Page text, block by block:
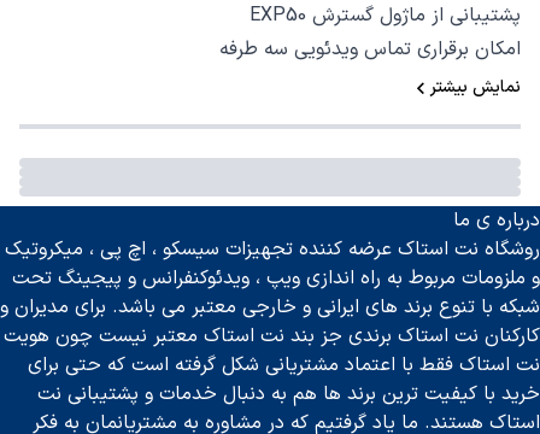
پشتیبانی از ماژول گسترش EXP50
امکان برقراری تماس ویدئویی سه طرفه
نمایش بیشتر
درباره ی ما
روشگاه نت استاک عرضه کننده تجهیزات سیسکو ، اچ پی ، میکروتیک
و ملزومات مربوط به راه اندازی ویپ ، ویدئوکنفرانس و پیجینگ تحت
شبکه با تنوع برند های ایرانی و خارجی معتبر می باشد. برای مدیران و
کارکنان نت استاک برندی جز بند نت استاک معتبر نیست چون هویت
نت استاک فقط با اعتماد مشتریانی شکل گرفته است که حتی برای
خرید با کیفیت ترین برند ها هم به دنبال خدمات و پشتیبانی نت
استاک هستند. ما یاد گرفتیم که در مشاوره به مشتریانمان به فکر